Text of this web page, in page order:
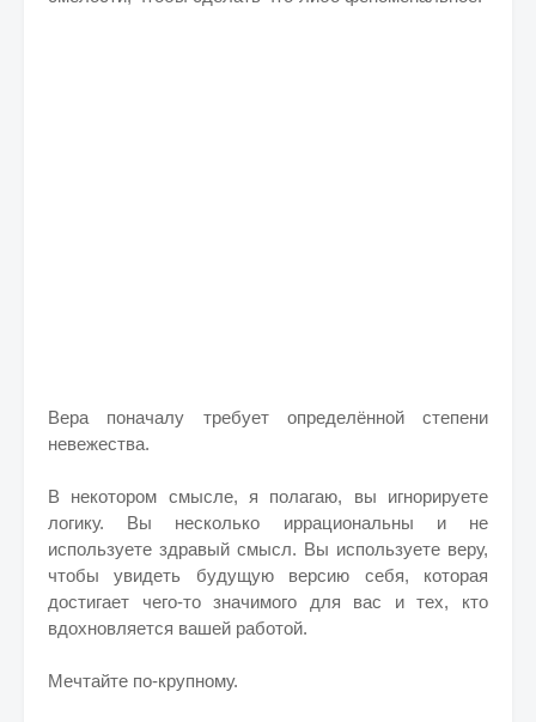
Вера поначалу требует определённой степени
невежества.
В некотором смысле, я полагаю, вы игнорируете
логику. Вы несколько иррациональны и не
используете здравый смысл. Вы используете веру,
чтобы увидеть будущую версию себя, которая
достигает чего-то значимого для вас и тех, кто
вдохновляется вашей работой.
Мечтайте по-крупному.